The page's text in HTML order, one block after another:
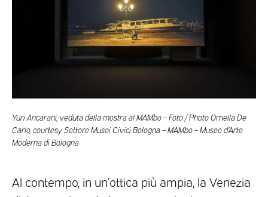
Yuri Ancarani, veduta della mostra al MAMbo – Foto / Photo Ornella De
Carlo, courtesy Settore Musei Civici Bologna – MAMbo – Museo d’Arte
Moderna di Bologna
Al contempo, in un’ottica più ampia, la Venezia